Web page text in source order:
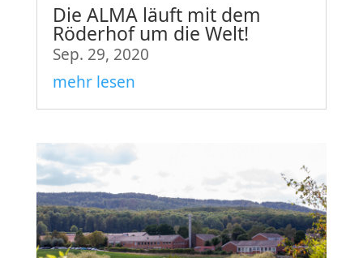
Die ALMA läuft mit dem
Röderhof um die Welt!
Sep. 29, 2020
mehr lesen